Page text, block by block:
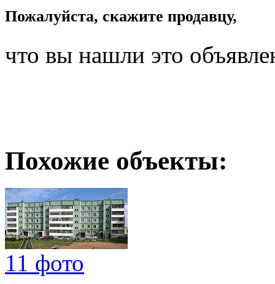
Пожалуйста, скажите продавцу,
что вы нашли это
Похожие объекты:
11 фото